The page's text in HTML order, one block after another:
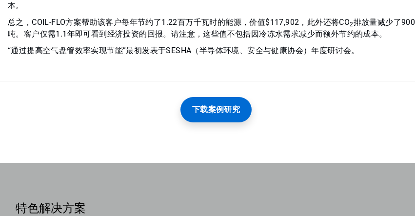
本。
总之，COIL-FLO方案帮助该客户每年节约了1.22百万千瓦时的能源，价值$117,902，此外还将CO2排放量减少了900
吨。客户仅需1.1年即可看到经济投资的回报。请注意，这些值不包括因冷冻水需求减少而额外节约的成本。
“通过提高空气盘管效率实现节能”最初发表于SESHA（半导体环境、安全与健康协会）年度研讨会。
下载案例研究
特色解决方案